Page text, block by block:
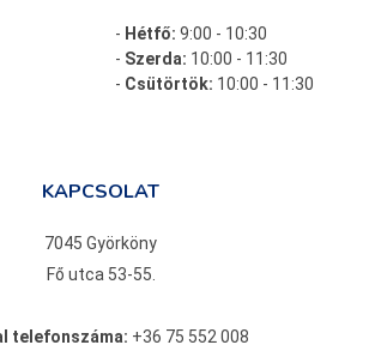
- Hétfő: 9:00 - 10:30
- Szerda: 10:00 - 11:30
- Csütörtök: 10:00 - 11:30
KAPCSOLAT
7045 Györköny
Fő utca 53-55.
telefonszáma: +36 75 552 008